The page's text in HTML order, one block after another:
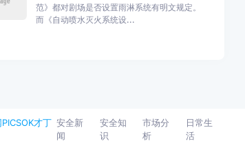
范》都对剧场是否设置雨淋系统有明文规定。
而《自动喷水灭火系统设...
PICSOK才丁 安全新
闻
安全知
识
市场分
析
日常生
活